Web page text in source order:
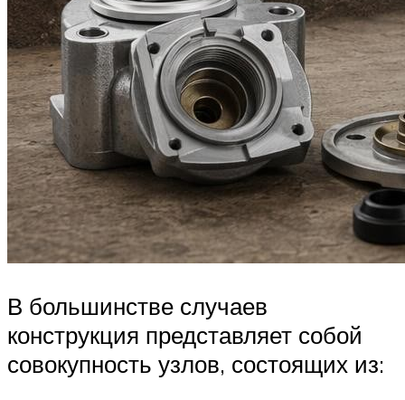
В большинстве случаев
конструкция представляет собой
совокупность узлов, состоящих из: